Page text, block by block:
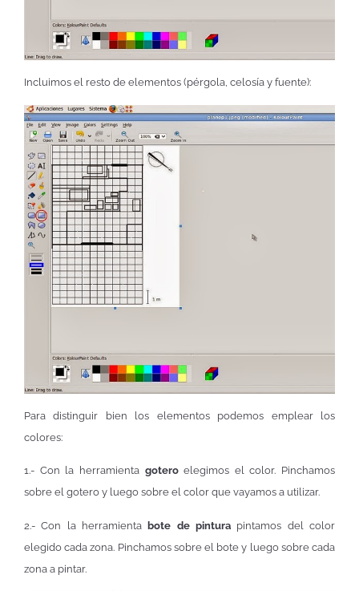
Incluimos el resto de elementos (pérgola, celosía y fuente):
Para distinguir bien los elementos podemos emplear los
colores:
1.- Con la herramienta goteroelegimos el color. Pinchamos
sobre el gotero y luego sobre el color que vayamos a utilizar.
2.- Con la herramientabote de pintura pintamos del color
elegido cada zona. Pinchamos sobre el bote y luego sobre cada
zona a pintar.